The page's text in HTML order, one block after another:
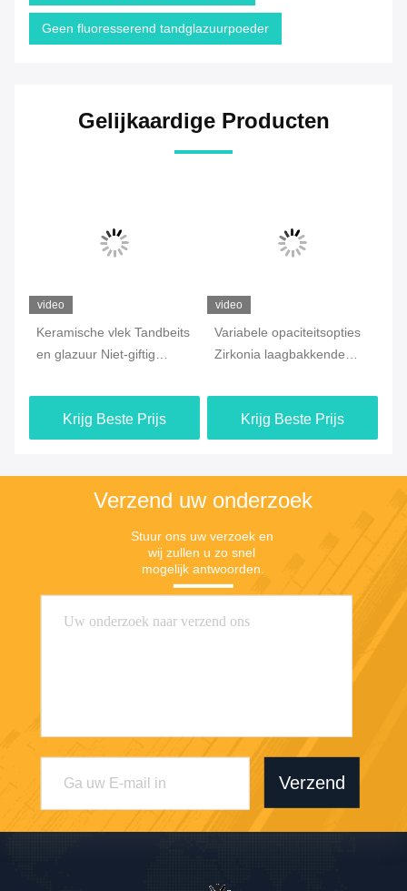
Geen fluoresserend tandglazuurpoeder
Gelijkaardige Producten
video
Keramische vlek Tandbeits
en glazuur Niet-giftig
Ontworpen voor
nauwkeurige kleuring van
tandprothesen
Krijg Beste Prijs
video
Variabele opaciteitsopties
Zirkonia laagbakkende
compatibel met
verschillende
tandheelkundige keramiek
Krijg Beste Prijs
Verzend uw onderzoek
Stuur ons uw verzoek en
wij zullen u zo snel
mogelijk antwoorden.
Verzend